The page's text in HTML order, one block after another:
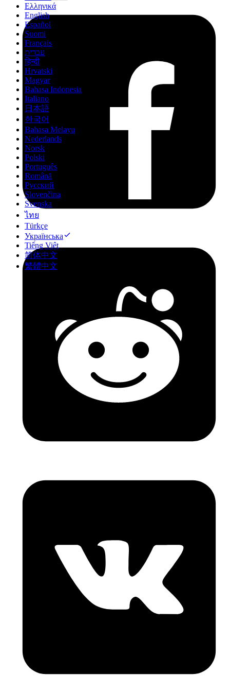
Ελληνικά
English
Español
Suomi
Français
עברית
हिन्दी
Hrvatski
Magyar
Bahasa Indonesia
Italiano
日本語
한국어
Bahasa Melayu
Nederlands
Norsk
Polski
Português
Română
Русский
Slovenčina
Svenska
ไทย
Türkçe
Українська
Tiếng Việt
简体中文
繁體中文